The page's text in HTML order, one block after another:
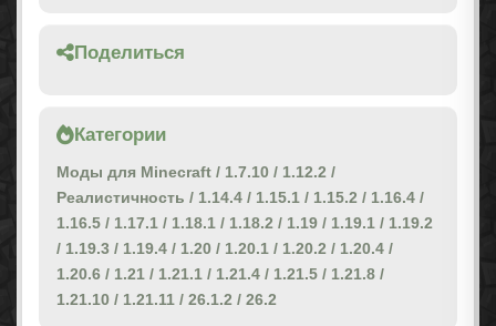
Поделиться
Категории
Моды для Minecraft / 1.7.10 / 1.12.2 /
Реалистичность / 1.14.4 / 1.15.1 / 1.15.2 / 1.16.4 /
1.16.5 / 1.17.1 / 1.18.1 / 1.18.2 / 1.19 / 1.19.1 / 1.19.2
/ 1.19.3 / 1.19.4 / 1.20 / 1.20.1 / 1.20.2 / 1.20.4 /
1.20.6 / 1.21 / 1.21.1 / 1.21.4 / 1.21.5 / 1.21.8 /
1.21.10 / 1.21.11 / 26.1.2 / 26.2